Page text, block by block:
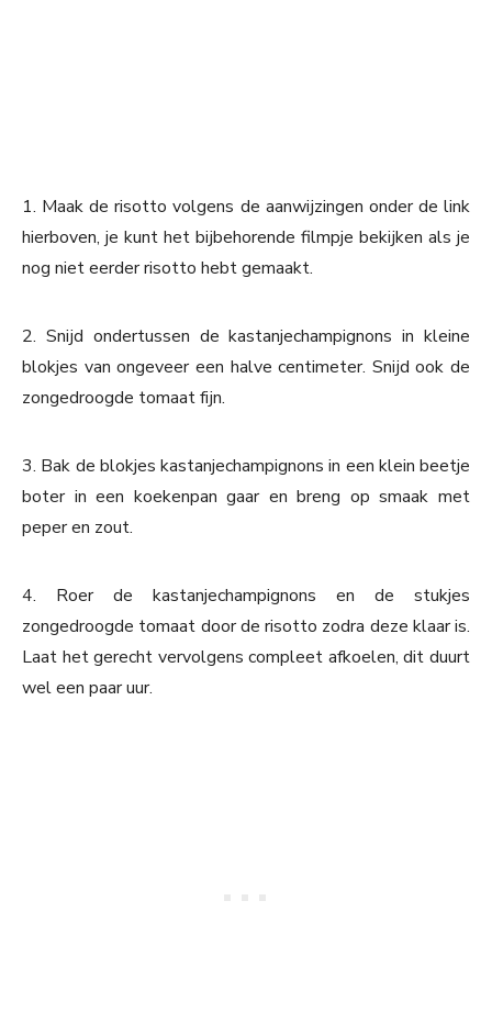
1. Maak de risotto volgens de aanwijzingen onder de link
hierboven, je kunt het bijbehorende filmpje bekijken als je
nog niet eerder risotto hebt gemaakt.
2. Snijd ondertussen de kastanjechampignons in kleine
blokjes van ongeveer een halve centimeter. Snijd ook de
zongedroogde tomaat fijn.
3. Bak de blokjes kastanjechampignons in een klein beetje
boter in een koekenpan gaar en breng op smaak met
peper en zout.
4. Roer de kastanjechampignons en de stukjes
zongedroogde tomaat door de risotto zodra deze klaar is.
Laat het gerecht vervolgens compleet afkoelen, dit duurt
wel een paar uur.